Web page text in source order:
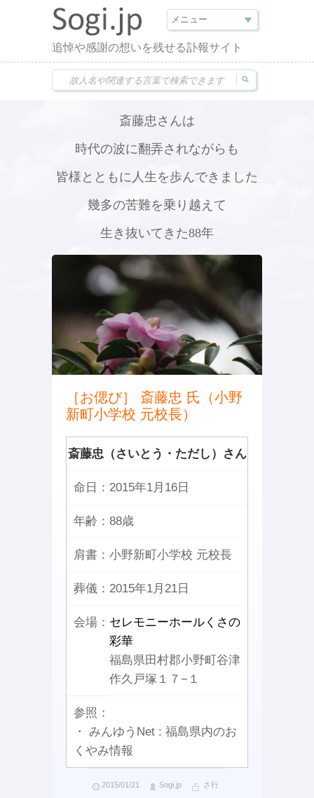
追悼や感謝の想いを残せる訃報サイト
斎藤忠さんは
時代の波に翻弄されながらも
皆様とともに人生を歩んできました
幾多の苦難を乗り越えて
生き抜いてきた88年
［お偲び］ 斎藤忠 氏（小野
新町小学校 元校長）
斎藤忠（さいとう・ただし）さん
命日： 2015年1月16日
年齢： 88歳
肩書： 小野新町小学校 元校長
葬儀： 2015年1月21日
会場： セレモニーホールくさの
彩華
福島県田村郡小野町谷津
作久戸塚１７−１
参照：
・ みんゆうNet : 福島県内のお
くやみ情報
2015/01/21 Sogi.jp さ行